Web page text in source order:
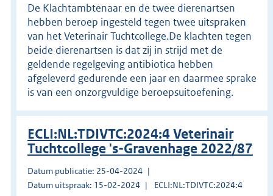
De Klachtambtenaar en de twee dierenartsen
hebben beroep ingesteld tegen twee uitspraken
van het Veterinair Tuchtcollege.De klachten tegen
beide dierenartsen is dat zij in strijd met de
geldende regelgeving antibiotica hebben
afgeleverd gedurende een jaar en daarmee sprake
is van een onzorgvuldige beroepsuitoefening.
ECLI:NL:TDIVTC:2024:4 Veterinair
Tuchtcollege 's-Gravenhage 2022/87
Datum publicatie: 25-04-2024
Datum uitspraak: 15-02-2024
ECLI:NL:TDIVTC:2024:4